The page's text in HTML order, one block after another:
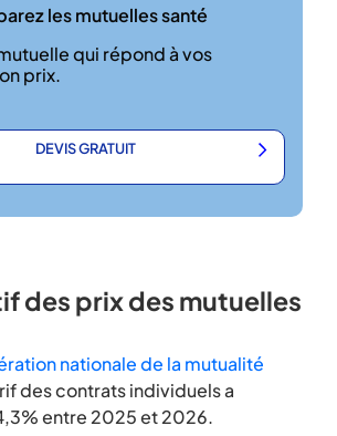
les mutuelles santé
qui répond à vos
prix.
DEVIS GRATUIT
des prix des mutuelles
nationale de la mutualité
des contrats individuels a
entre 2025 et 2026.